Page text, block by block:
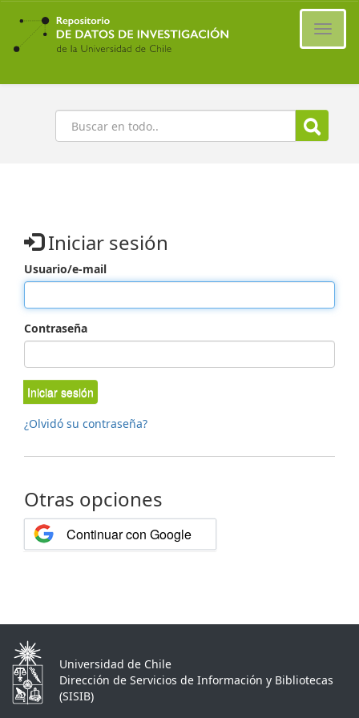
Ir
contenido
principal
Buscar
Iniciar sesión
Usuario/e-mail
Contraseña
Iniciar sesión
¿Olvidó su contraseña?
Otras opciones
Continuar con Google
Universidad de Chile
Dirección de Servicios de Información y Bibliotecas
(SISIB)